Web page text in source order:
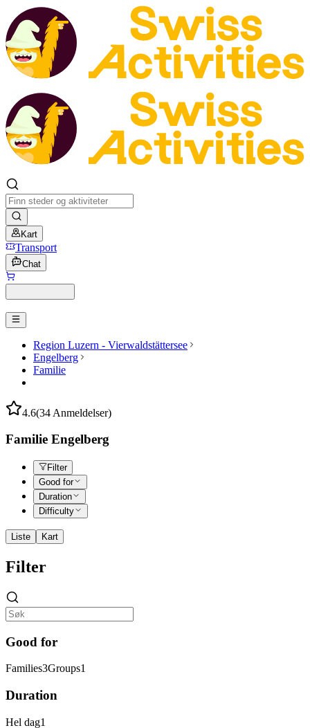
Kart
Transport
Chat
Region Luzern - Vierwaldstättersee
Engelberg
Familie
4.6(34 Anmeldelser)
Familie Engelberg
Filter
Good for
Duration
Difficulty
Liste Kart
Filter
Good for
Families3Groups1
Duration
Hel dag1